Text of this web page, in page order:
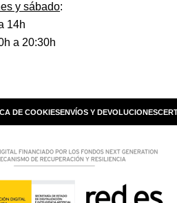
y sábado:
14h
a 20:30h
DE COOKIESENVÍOS Y DEVOLUCIONES